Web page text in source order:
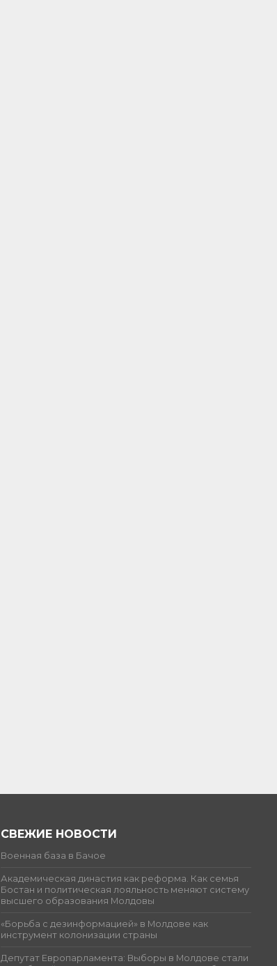
СВЕЖИЕ НОВОСТИ
Военная база в Бачое
Академическая династия как реформа. Как семья
Бостан и политическая лояльность меняют систему
высшего образования Молдовы
«Борьба с дезинформацией» в Молдове как
инструмент колонизации страны
Депутат Европарламента: Выборы в Молдове стали